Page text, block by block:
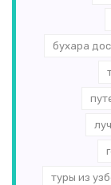
бухара
туры из